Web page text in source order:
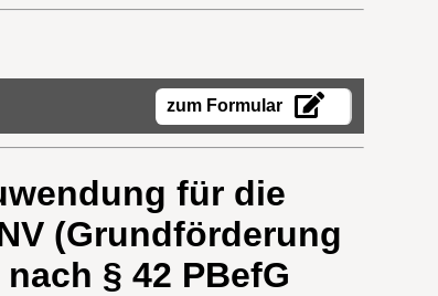
zum Formular
für die
(Grundförderung
§ 42 PBefG